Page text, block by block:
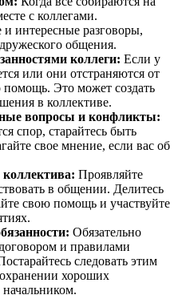
с коллегами.
интересные разговоры,
общения.
коллеги: Если у
или они отстраняются от
Это может создать
в коллективе.
вопросы и конфликты:
спор, старайтесь быть
свое мнение, если вас об
Проявляйте
в общении. Делитесь
свою помощь и участвуйте
Обязательно
и правилами
следовать этим
хороших